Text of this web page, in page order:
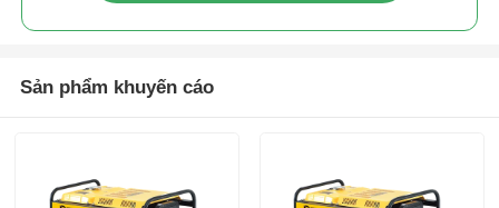
Sản phẩm khuyến cáo